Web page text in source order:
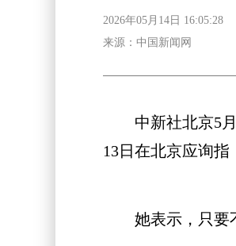
2026年05月14日 16:05:28
来源：中国新闻网
中新社北京5月
13日在北京应询指
她表示，只要不